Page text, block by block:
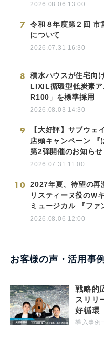
2026.08.06 13:00
7
令和８年度第２回 市
について
2026.07.31 16:30
8
積水ハウスが住宅向
LIXIL循環型低炭素
R100」を標準採用
2026.08.03 14:30
9
【大好評】サブウェ
店頭キャンペーン 『
第2弾開催のお知らせ
2026.07.31 11:00
10
2027年夏、待望の再
リスティーヌ役のW
ミュージカル 『ファ
2026.08.06 12:00
お客様の声・活用事例
戦略的
スリリ
好循環
導入事例